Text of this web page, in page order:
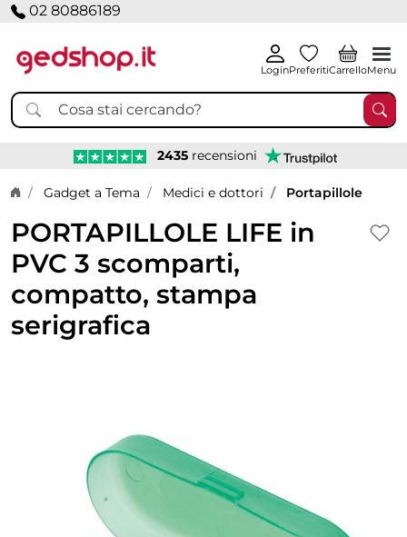
02 80886189
LoginPreferitiCarrelloMenu
2435 recensioni
Home page
Gadget a Tema Medici e dottori Portapillole
PORTAPILLOLE LIFE in
PVC 3 scomparti,
compatto, stampa
serigrafica